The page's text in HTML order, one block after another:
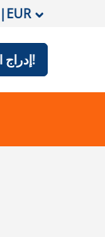
|EUR
إدراج الإعلان!